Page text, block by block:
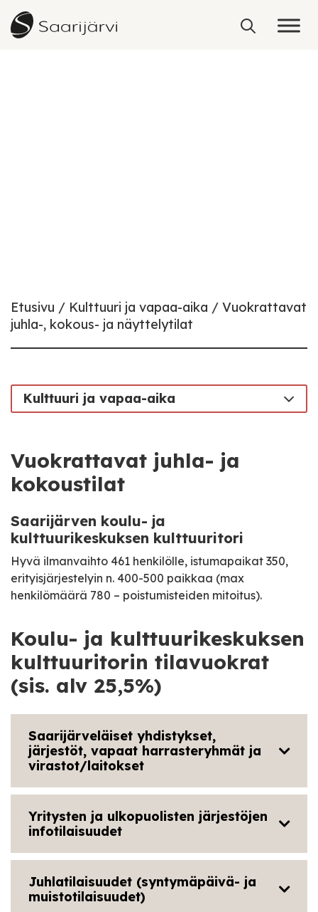
Skip to content
Etusivu Kulttuuri ja vapaa-aika
Vuokrattavat
juhla-, kokous- ja näyttelytilat
Kulttuuri ja vapaa-aika
Vuokrattavat juhla- ja
kokoustilat
Saarijärven koulu- ja
kulttuurikeskuksen kulttuuritori
Hyvä ilmanvaihto 461 henkilölle, istumapaikat 350,
erityisjärjestelyin n. 400-500 paikkaa (max
henkilömäärä 780 – poistumisteiden mitoitus).
Koulu- ja kulttuurikeskuksen
kulttuuritorin tilavuokrat
(sis. alv 25,5%)
Saarijärveläiset yhdistykset,
järjestöt, vapaat harrasteryhmät ja
virastot/laitokset
Yritysten ja ulkopuolisten järjestöjen
infotilaisuudet
Juhlatilaisuudet (syntymäpäivä- ja
muistotilaisuudet)